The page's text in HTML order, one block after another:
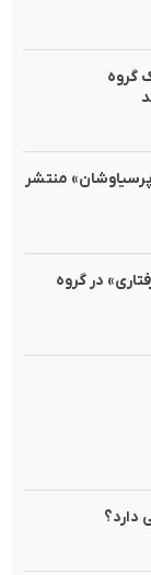
گروه
«پرسیاوشان» منتشر
در گروه